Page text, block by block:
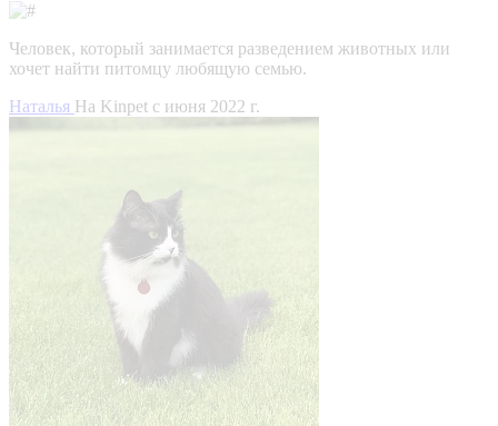
Человек, который занимается разведением животных или
хочет найти питомцу любящую семью.
Наталья На Kinpet c июня 2022 г.